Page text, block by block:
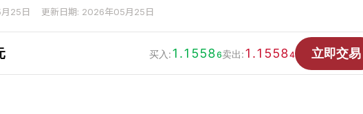
25日
更新日期: 2026年05月25日
买入:1.15586卖出:1.15584 立即交易